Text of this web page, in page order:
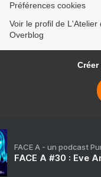
Préférences cookies
Voir le profil de
Overblog
FACE A - un podcast
FACE A #30 : Eve